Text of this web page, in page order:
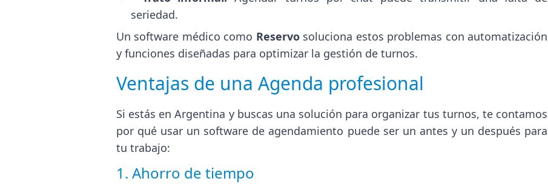
seriedad.
Un software médico como Reservosoluciona estos problemas con automatización
y funciones diseñadas para optimizar la gestión de turnos.
Ventajas de una Agenda profesional
Si estás en Argentina y buscas una solución para organizar tus turnos, te contamos
por qué usar un software de agendamiento puede ser un antes y un después para
tu trabajo:
1. Ahorro de tiempo